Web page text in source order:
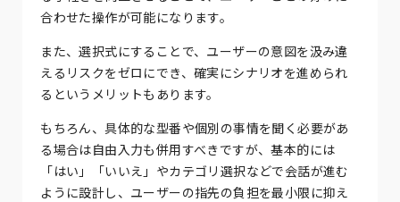
合わせた操作が可能になります。
また、選択式にすることで、ユーザーの意図を汲み違
えるリスクをゼロにでき、確実にシナリオを進められ
るというメリットもあります。
もちろん、具体的な型番や個別の事情を聞く必要があ
る場合は自由入力も併用すべきですが、基本的には
「はい」「いいえ」やカテゴリ選択などで会話が進む
ように設計し、ユーザーの指先の負担を最小限に抑え